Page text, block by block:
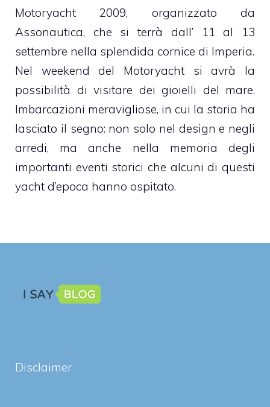
Motoryacht 2009, organizzato da
Assonautica, che si terrà dall’ 11 al 13
settembre nella splendida cornice di Imperia.
Nel weekend del Motoryacht si avrà la
possibilità di visitare dei gioielli del mare.
Imbarcazioni meravigliose, in cui la storia ha
lasciato il segno: non solo nel design e negli
arredi, ma anche nella memoria degli
importanti eventi storici che alcuni di questi
yacht d’epoca hanno ospitato.
Disclaimer